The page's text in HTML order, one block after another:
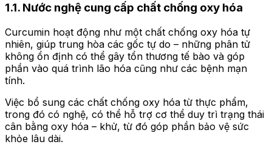
1.1. Nước nghệ cung cấp chất chống oxy hóa
Curcumin hoạt động như một chất chống oxy hóa tự
nhiên, giúp trung hòa các gốc tự do – những phân tử
không ổn định có thể gây tổn thương tế bào và góp
phần vào quá trình lão hóa cũng như các bệnh mạn
tính.
Việc bổ sung các chất chống oxy hóa từ thực phẩm,
trong đó có nghệ, có thể hỗ trợ cơ thể duy trì trạng thái
cân bằng oxy hóa – khử, từ đó góp phần bảo vệ sức
khỏe lâu dài.